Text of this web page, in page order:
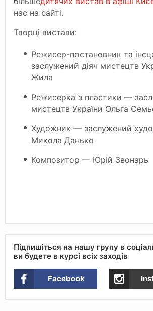
нас на сайті.
Творці вистави:
Режисер-постановник та
заслужений діяч мистецтв
Жила
Режисерка з пластики —
мистецтв України Ольга
Художник — заслужений
Микола Данько
Композитор — Юрій Звонарь
Підпишіться на нашу групу в
ви будете в курсі всіх заходів
Facebook